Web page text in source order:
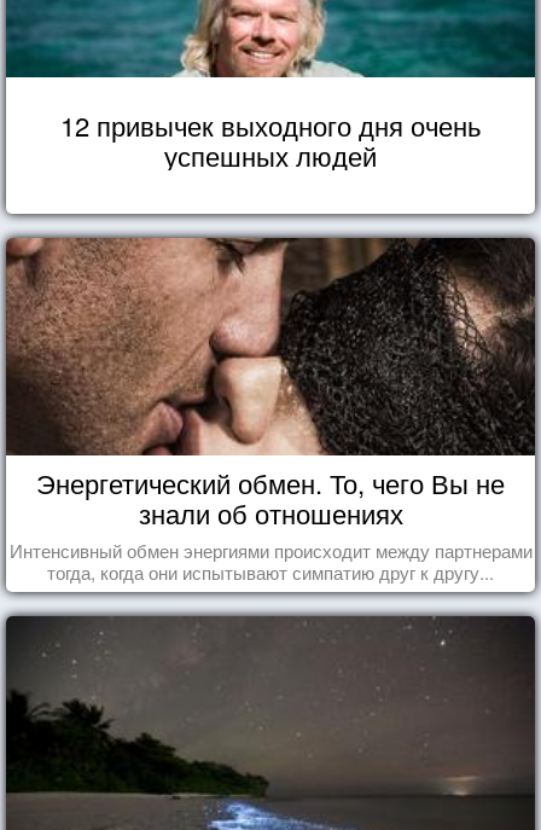
12 привычек выходного дня очень
успешных людей
Энергетический обмен. То, чего Вы не
знали об отношениях
Интенсивный обмен энергиями происходит между партнерами
тогда, когда они испытывают симпатию друг к другу...